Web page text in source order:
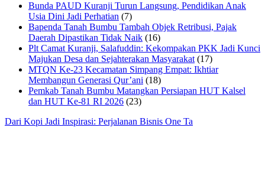
Bunda PAUD Kuranji Turun Langsung, Pendidikan Anak
Usia Dini Jadi Perhatian (7)
Bapenda Tanah Bumbu Tambah Objek Retribusi, Pajak
Daerah Dipastikan Tidak Naik (16)
Plt Camat Kuranji, Salafuddin: Kekompakan PKK Jadi Kunci
Majukan Desa dan Sejahterakan Masyarakat (17)
MTQN Ke-23 Kecamatan Simpang Empat: Ikhtiar
Membangun Generasi Qur’ani (18)
Pemkab Tanah Bumbu Matangkan Persiapan HUT Kalsel
dan HUT Ke-81 RI 2026 (23)
Dari Kopi Jadi Inspirasi: Perjalanan Bisnis One Ta